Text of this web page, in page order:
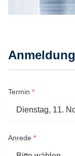
Anmeldung
Termin *
Anrede *